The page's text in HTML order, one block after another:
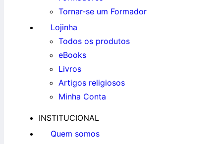
Tornar-se um Formador
Lojinha
Todos os produtos
eBooks
Livros
Artigos religiosos
Minha Conta
INSTITUCIONAL
Quem somos